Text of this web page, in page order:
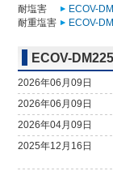
耐塩害
ECOV-
耐重塩害
ECOV-
ECOV-
2026年06月09日
2026年06月09日
2026年04月09日
2025年12月16日